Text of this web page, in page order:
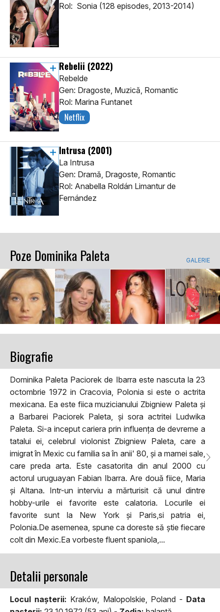
Rol: Sonia (128 episodes, 2013-2014)
Rebelii (2022)
Rebelde
Gen: Dragoste, Muzică, Romantic
Rol: Marina Funtanet
Netflix
Intrusa (2001)
La Intrusa
Gen: Dramă, Dragoste, Romantic
Rol: Anabella Roldán Limantur de
Fernández
Poze Dominika Paleta GALERIE
Biografie
Dominika Paleta Paciorek de Ibarra este nascuta la 23
octombrie 1972 in Cracovia, Polonia si este o actrita
mexicana. Ea este fiica muzicianului Zbigniew Paleta și
a Barbarei Paciorek Paleta, și sora actritei Ludwika
Paleta. Si-a inceput cariera prin influența de devreme a
tatalui ei, celebrul violonist Zbigniew Paleta, care a
imigrat în Mexic cu familia sa în anii' 80, și a mamei sale,
care preda arta. Este casatorita din anul 2000 cu
actorul uruguayan Fabian Ibarra. Are două fiice, Maria
și Altana. Intr-un interviu a mărturisit că unul dintre
hobby-urile ei favorite este calatoria. Locurile ei
favorite sunt la New York și Paris,si patria ei,
Polonia.De asemenea, spune ca doreste să știe fiecare
colt din Mexic.Ea vorbeste fluent spaniola,...
Detalii personale
Locul naşterii: Kraków, Malopolskie, Poland - Data